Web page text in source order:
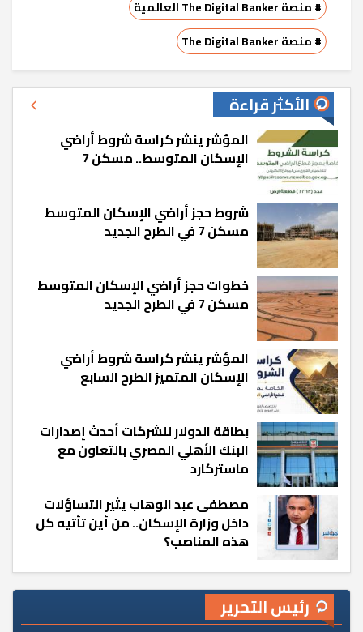
# منصة The Digital Banker العالمية
# منصة The Digital Banker
الأكثر قراءة
المؤشر ينشر كراسة شروط أراضي
الإسكان المتوسط.. مسكن 7
شروط حجز أراضي الإسكان المتوسط
مسكن 7 في الطرح الجديد
خطوات حجز أراضي الإسكان المتوسط
مسكن 7 في الطرح الجديد
المؤشر ينشر كراسة شروط أراضي
الإسكان المتميز الطرح السابع
بطاقة الدولار للشركات أحدث إصدارات
البنك الأهلي المصري بالتعاون مع
ماستركارد
مصطفى عبد الوهاب يثير التساؤلات
داخل وزارة الإسكان.. من أين تأتيه كل
هذه المناصب؟
رئيس التحرير